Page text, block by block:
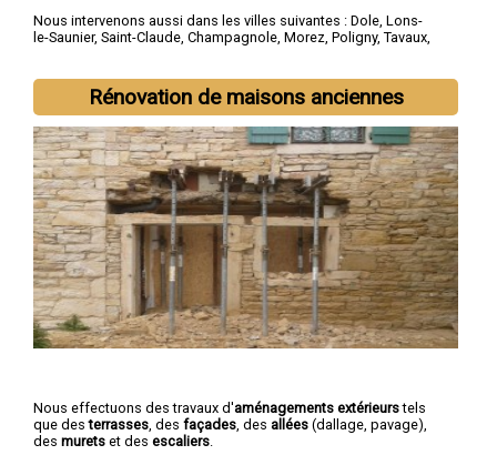
Nous intervenons aussi dans les villes suivantes : Dole, Lons-
le-Saunier, Saint-Claude, Champagnole, Morez, Poligny, Tavaux,
Rénovation de maisons anciennes
Nous effectuons des travaux d'aménagements extérieurstels
que desterrasses , des façades , des allées (dallage, pavage),
des murets et des escaliers